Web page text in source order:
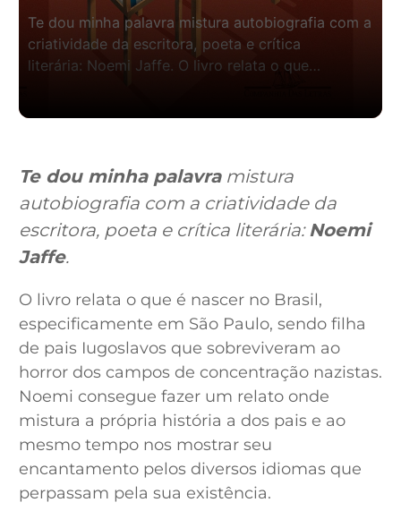
Te dou minha palavra mistura autobiografia com a
criatividade da escritora, poeta e crítica
literária: Noemi Jaffe. O livro relata o que…
Te dou minha palavramistura
autobiografia com a criatividade da
escritora, poeta e crítica literária:Noemi
Jaffe.
O livro relata o que é nascer no Brasil,
especificamente em São Paulo, sendo filha
de pais Iugoslavos que sobreviveram ao
horror dos campos de concentração nazistas.
Noemi consegue fazer um relato onde
mistura a própria história a dos pais e ao
mesmo tempo nos mostrar seu
encantamento pelos diversos idiomas que
perpassam pela sua existência.